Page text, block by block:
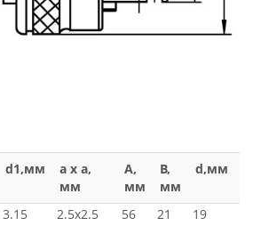
d1,мм
a x a,
мм
A,
мм
B,
мм
d,мм
3.15 2.5x2.5 56 21 19